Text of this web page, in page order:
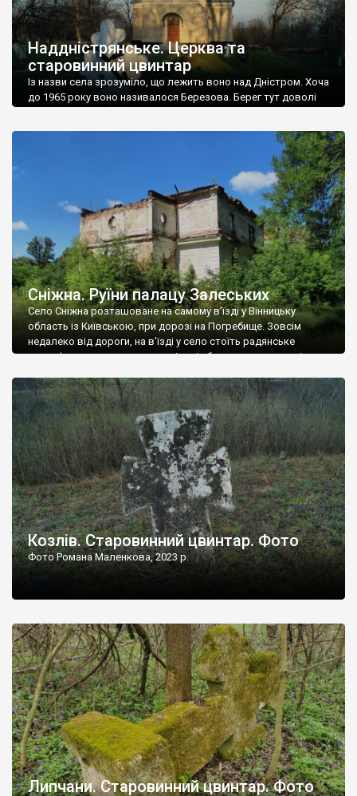
Наддністрянське. Церква та
старовинний цвинтар
Із назви села зрозуміло, що лежить воно над Дністром. Хоча
до 1965 року воно називалося Березова. Берег тут доволі
Наддністрянське відрізняється від більшості навколишніх
сіл. У селі є мурована Михайлівська церква. Точної дати […]
Сніжна. Руїни палацу Залеських
Село Сніжна розташоване на самому в’їзді у Вінницьку
область із Київською, при дорозі на Погребище. Зовсім
недалеко від дороги, на в’їзді у село стоїть радянське
рельєфне пано, яке показує жінку і яблуню, а трохи далі, десь
не видно, але видно дві стареньких колії у траві – […]
Козлів. Старовинний цвинтар. Фото
Фото Романа Маленкова, 2023 р.
Липчани. Старовинний цвинтар. Фото